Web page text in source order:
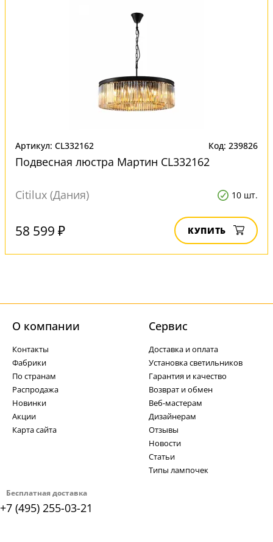
Артикул: CL332162 Код: 239826
Подвесная люстра Мартин CL332162
Citilux (Дания) 10 шт.
58 599 ₽ КУПИТЬ
Бесплатная доставка
+7 (495) 255-03-21
О компании
Контакты
Фабрики
По странам
Распродажа
Новинки
Акции
Карта сайта
Cервис
Доставка и оплата
Установка светильников
Гарантия и качество
Возврат и обмен
Веб-мастерам
Дизайнерам
Отзывы
Новости
Статьи
Типы лампочек